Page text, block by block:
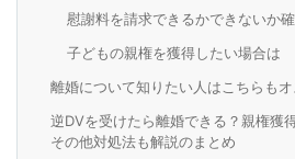
慰謝料を請求できるかできないか
子どもの親権を獲得したい場合は
離婚について知りたい人はこちらもオ
逆DVを受けたら離婚できる？親権獲
その他対処法も解説のまとめ